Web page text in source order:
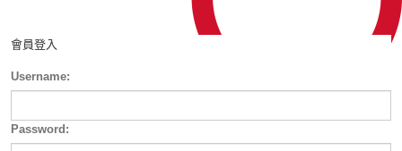
會員登入
Username:
Password: